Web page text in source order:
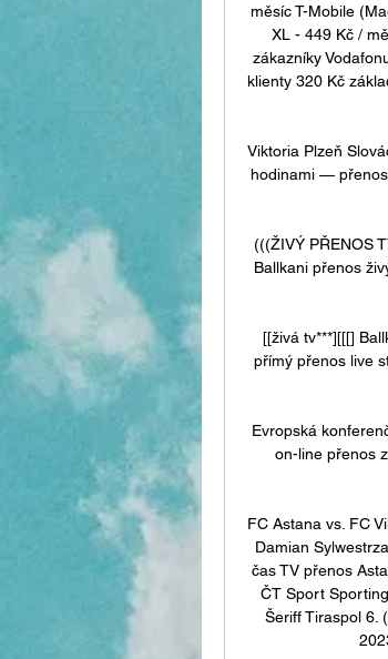
měsíc T-Mobile
XL - 449 Kč /
zákazníky
klienty 320 Kč
Viktoria Plzeň
hodinami —
(((ŽIVÝ PŘENOS
Ballkani přenos
[[živá tv***][[[]
přímý přenos live
Evropská
on-line přenos
FC Astana vs. FC
Damian
čas TV přenos
ČT Sport
Šeriff Tiraspol 6.